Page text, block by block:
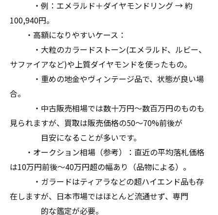
・例：エメラルド＋ダイヤモンドリング → 約
100,940円。
・高額になりやすいケース：
・大粒のカラードストーン(エメラルド、ルビー、
サファイアなど)や上質ダイヤモンドを使ったもの。
・重めの地金やヴィンテージ品で、状態が良い場
合。
・中古販売相場では数十万円～数百万円のものも
見られますが、買取は販売価格の50～70%前後が
目安になることが多いです。
・オークション相場（参考）：直近の平均落札価格
は10万円前後～40万円超の幅あり（品物による）。
・ガラードはティアラなどの超ハイエンド品も存
在しますが、日本市場ではほとんど流通せず、専門
的な鑑定が必要。